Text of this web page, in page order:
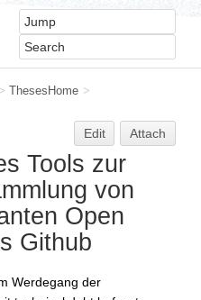
> ThesesHome >
Edit Attach
Tools zur
von
Open
Github
Werdegang der